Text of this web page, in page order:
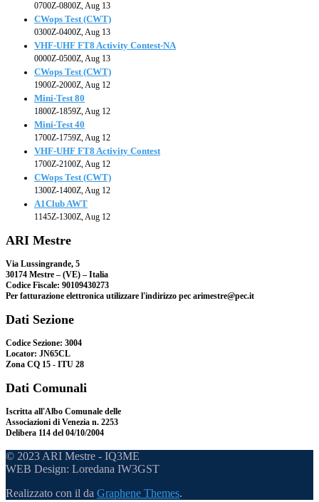
0700Z-0800Z, Aug 13
CWops Test (CWT)
0300Z-0400Z, Aug 13
VHF-UHF FT8 Activity Contest-NA
0000Z-0500Z, Aug 13
CWops Test (CWT)
1900Z-2000Z, Aug 12
Mini-Test 80
1800Z-1859Z, Aug 12
Mini-Test 40
1700Z-1759Z, Aug 12
VHF-UHF FT8 Activity Contest
1700Z-2100Z, Aug 12
CWops Test (CWT)
1300Z-1400Z, Aug 12
A1Club AWT
1145Z-1300Z, Aug 12
ARI Mestre
Via Lussingrande, 5
30174 Mestre – (VE) – Italia
Codice Fiscale: 90109430273
Per fatturazione elettronica utilizzare l'indirizzo pec arimestre@pec.it
Dati Sezione
Codice Sezione: 3004
Locator: JN65CL
Zona CQ 15 - ITU 28
Dati Comunali
Iscritta all'Albo Comunale delle
Associazioni di Venezia n. 2253
Delibera 114 del 04/10/2004
© 2023 ARI Mestre - IQ3ME
WEB Design: Loredana IW3GST
Realizzato con il da Graphene Themes.